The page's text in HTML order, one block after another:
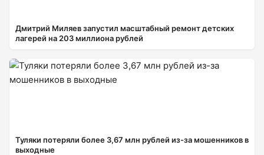
Дмитрий Миляев запустил масштабный ремонт детских
лагерей на 203 миллиона рублей
Туляки потеряли более 3,67 млн рублей из-за мошенников в
выходные